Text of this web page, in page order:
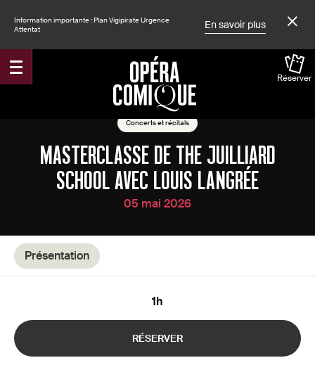
Information importante : Plan Vigipirate Urgence
Attentat
En savoir plus
Réserver
Accueil
Concerts et récitals
MASTERCLASSE DE THE JUILLIARD
SCHOOL AVEC LOUIS LANGRÉE
05 mai 2026
Présentation
1h
RÉSERVER